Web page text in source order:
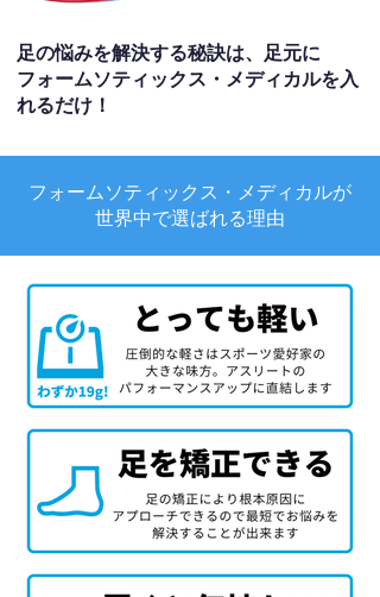
足の悩みを解決する秘訣は、足元に
フォームソティックス・メディカルを入
れるだけ！
フォームソティックス・メディカルが
世界中で選ばれる理由